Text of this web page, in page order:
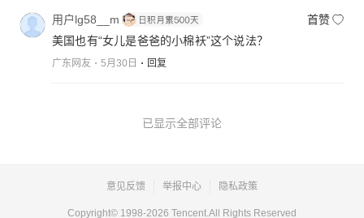
用户lg58__m
首赞
美国也有“女儿是爸爸的小棉袄”这个说法？
广东网友 5月30日 回复
已显示全部评论
意见反馈 举报中心 隐私政策
Copyright© 1998-2026 Tencent.All Rights Reserved